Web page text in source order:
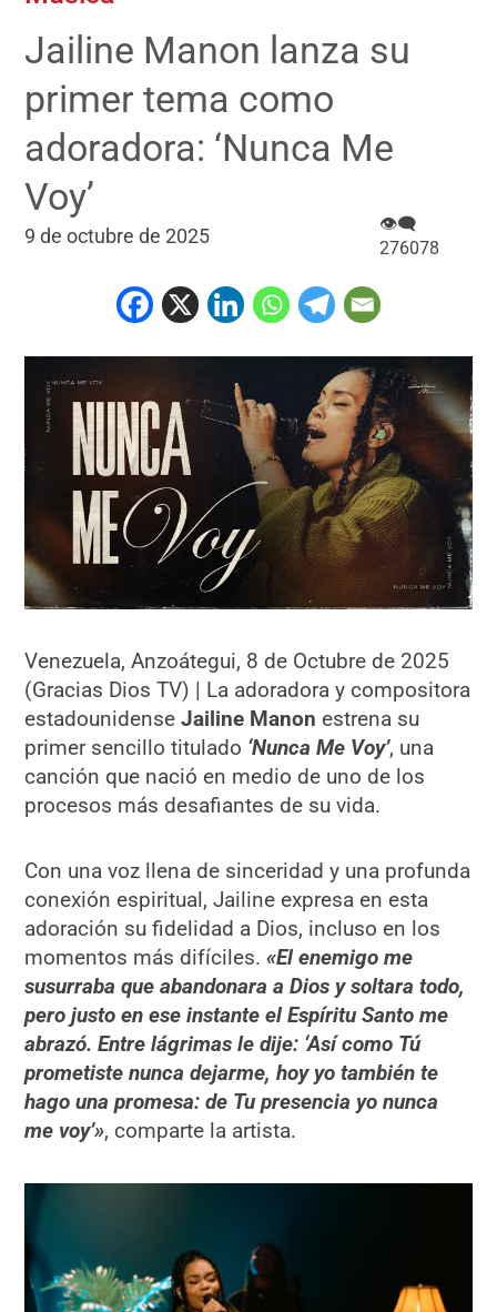
Jailine Manon lanza su
primer tema como
adoradora: ‘Nunca Me
Voy’
9 de octubre de 2025
👁‍🗨
276078
Venezuela, Anzoátegui, 8 de Octubre de 2025
(Gracias Dios TV) | La adoradora y compositora
estadounidenseJailine Manon estrena su
primer sencillo titulado ‘Nunca Me Voy’, una
canción que nació en medio de uno de los
procesos más desafiantes de su vida.
Con una voz llena de sinceridad y una profunda
conexión espiritual, Jailine expresa en esta
adoración su fidelidad a Dios, incluso en los
momentos más difíciles.«El enemigo me
susurraba que abandonara a Dios y soltara todo,
pero justo en ese instante el Espíritu Santo me
abrazó. Entre lágrimas le dije: ‘Así como Tú
prometiste nunca dejarme, hoy yo también te
hago una promesa: de Tu presencia yo nunca
me voy’», comparte la artista.